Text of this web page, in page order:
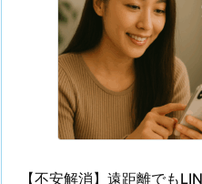
【不安解消】遠距離でも